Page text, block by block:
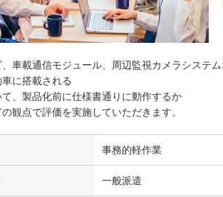
車載通信モジュール、周辺監視カメラシステム
に搭載される
、製品化前に仕様書通りに動作するか
観点で評価を実施していただきます。
事務的軽作業
一般派遣